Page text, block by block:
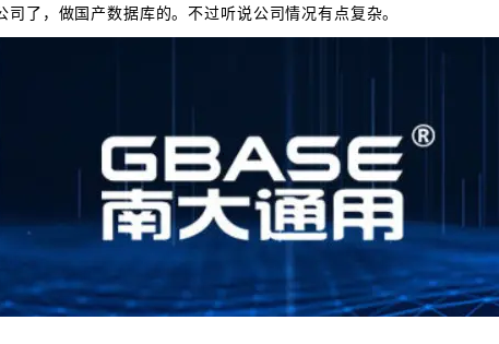
了，做国产数据库的。不过听说公司情况有点复杂。